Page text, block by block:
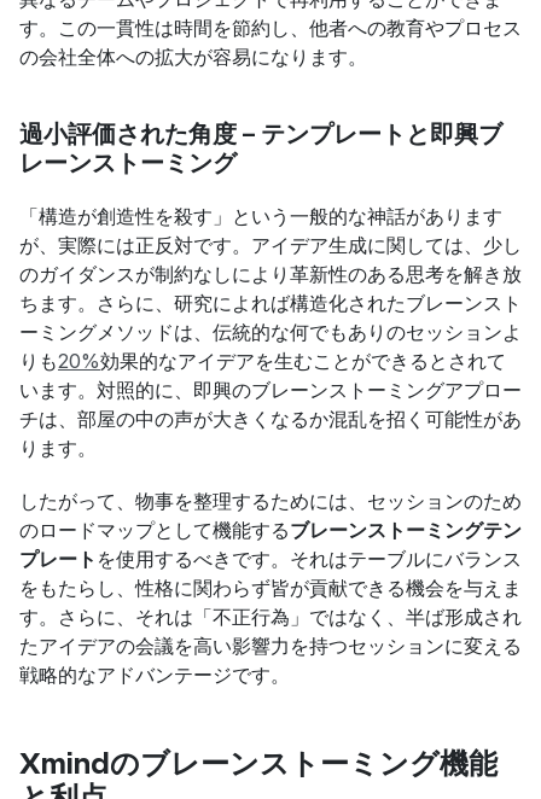
す。この一貫性は時間を節約し、他者への教育やプロセス
の会社全体への拡大が容易になります。
過小評価された角度 – テンプレートと即興ブ
レーンストーミング
「構造が創造性を殺す」という一般的な神話があります
が、実際には正反対です。アイデア生成に関しては、少し
のガイダンスが制約なしにより革新性のある思考を解き放
ちます。さらに、研究によれば構造化されたブレーンスト
ーミングメソッドは、伝統的な何でもありのセッションよ
りも20%効果的なアイデアを生むことができるとされて
います。対照的に、即興のブレーンストーミングアプロー
チは、部屋の中の声が大きくなるか混乱を招く可能性があ
ります。
したがって、物事を整理するためには、セッションのため
のロードマップとして機能するブレーンストーミングテン
プレート を使用するべきです。それはテーブルにバランス
をもたらし、性格に関わらず皆が貢献できる機会を与えま
す。さらに、それは「不正行為」ではなく、半ば形成され
たアイデアの会議を高い影響力を持つセッションに変える
戦略的なアドバンテージです。
Xmindのブレーンストーミング機能